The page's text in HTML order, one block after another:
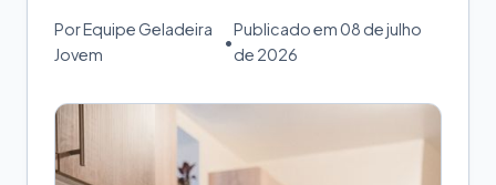
Por Equipe Geladeira
Jovem
•
Publicado em 08 de julho
de 2026